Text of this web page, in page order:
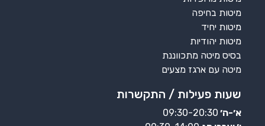
מיטות בחיפה
מיטות יחיד
מיטות יהודיות
בסיס מיטה מתכווננת
מיטה עם ארגז מצעים
שעות פעילות / התקשרות
א׳-ה׳ 09:30-20:30